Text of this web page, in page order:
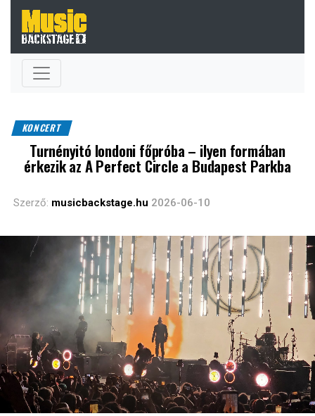
KONCERT
Turnényitó londoni főpróba – ilyen formában
érkezik az A Perfect Circle a Budapest Parkba
Szerző: musicbackstage.hu 2026-06-10